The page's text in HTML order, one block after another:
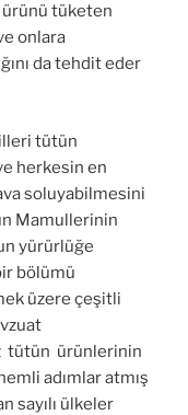
tüketen
onlara
da tehdit eder
tütün
herkesin en
soluyabilmesini
Mamullerinin
yürürlüğe
bölümü
üzere çeşitli
tütün ürünlerinin
adımlar atmış
sayılı ülkeler